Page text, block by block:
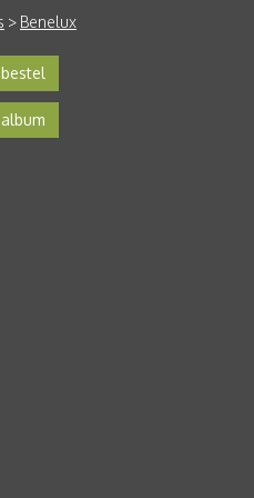
> Benelux